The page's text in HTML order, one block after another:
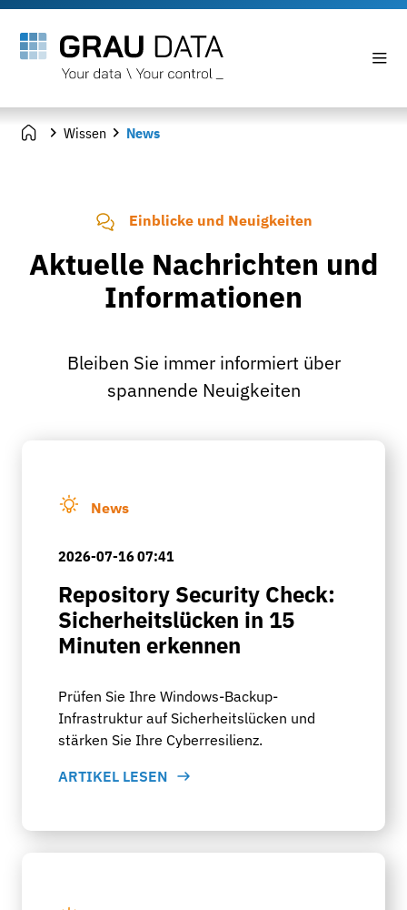
Wissen News
Einblicke und Neuigkeiten
Aktuelle Nachrichten und
Informationen
Bleiben Sie immer informiert über
spannende Neuigkeiten
News
2026-07-16 07:41
Repository Security Check:
Sicherheitslücken in 15
Minuten erkennen
Prüfen Sie Ihre Windows-Backup-
Infrastruktur auf Sicherheitslücken und
stärken Sie Ihre Cyberresilienz.
ARTIKEL LESEN